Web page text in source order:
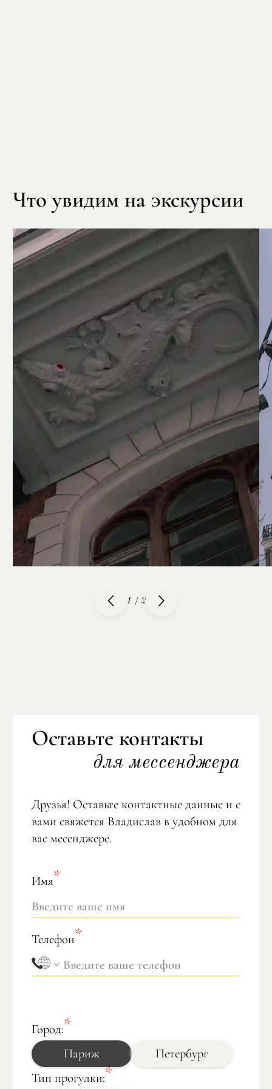
Что увидим на экскурсии
1 / 2
Оставьте контакты
для мессенджера
Друзья! Оставьте контактные данные и с
вами свяжется Владислав в удобном для
вас месенджере.
Имя
Телефон
Город:
Париж
Петербург
Тип прогулки: